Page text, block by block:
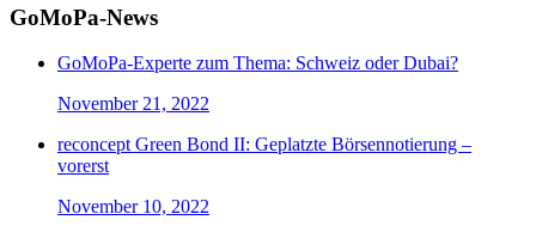
GoMoPa-News
GoMoPa-Experte zum Thema: Schweiz oder Dubai?
November 21, 2022
reconcept Green Bond II: Geplatzte Börsennotierung –
vorerst
November 10, 2022